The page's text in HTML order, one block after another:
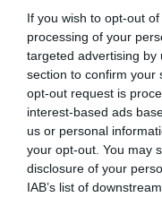
If you wish to opt-out
processing of your
targeted advertising by
section to confirm your
opt-out request is
interest-based ads
us or personal
your opt-out. You may
disclosure of your
IAB’s list of